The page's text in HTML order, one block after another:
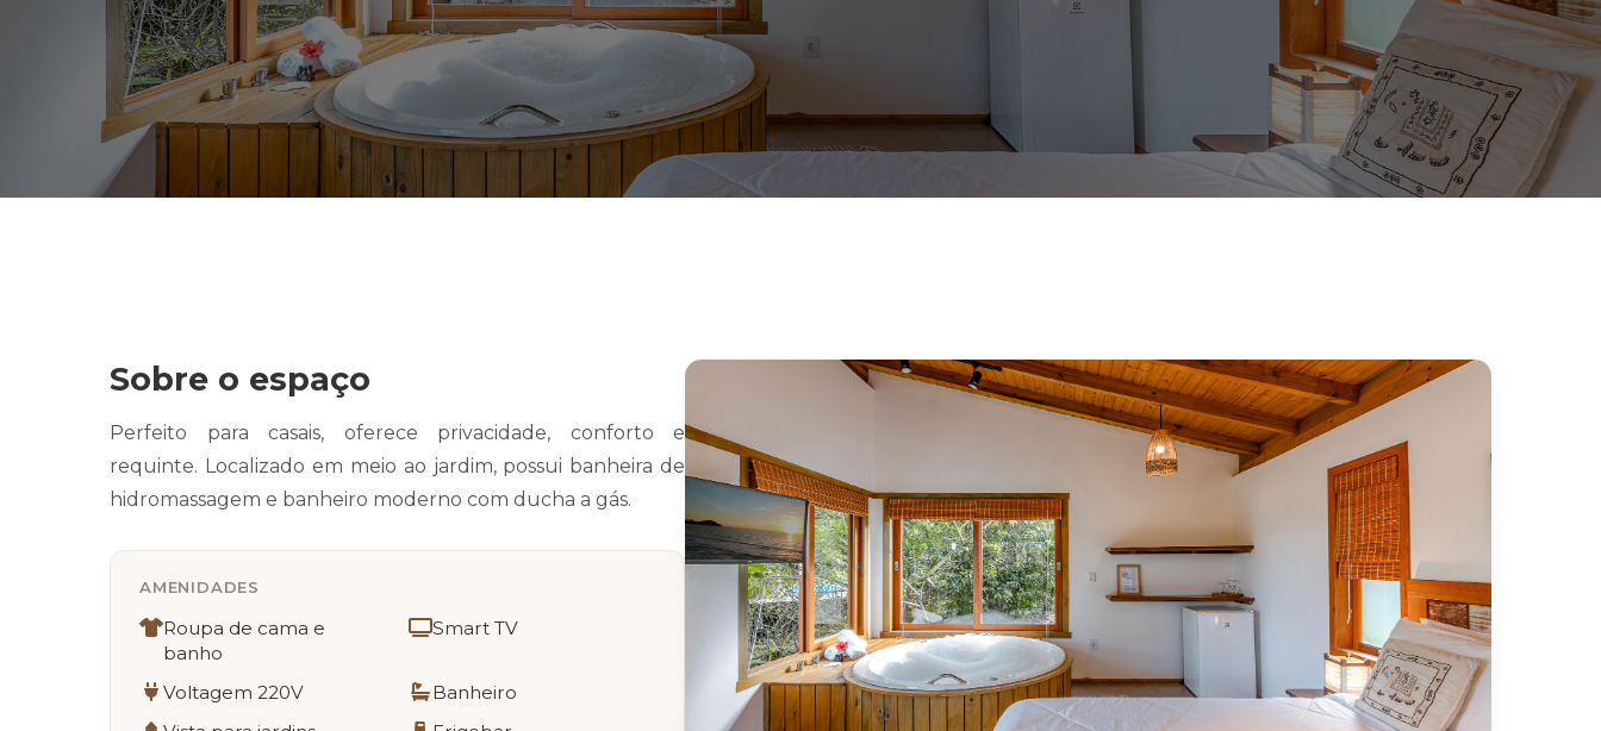
Sobre o espaço
Perfeito para casais, oferece privacidade, conforto e
requinte. Localizado em meio ao jardim, possui banheira de
hidromassagem e banheiro moderno com ducha a gás.
AMENIDADES
Roupa de cama e
banho
Smart TV
Voltagem 220V
Banheiro